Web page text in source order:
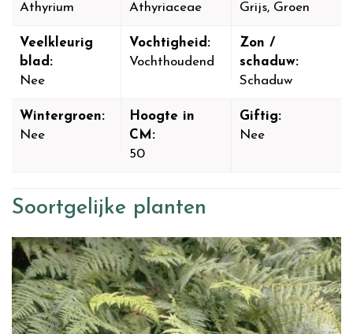
Athyrium
Athyriaceae
Grijs, Groen
Veelkleurig
blad:
Nee
Vochtigheid:
Vochthoudend
Zon /
schaduw:
Schaduw
Wintergroen:
Nee
Hoogte in
CM:
50
Giftig:
Nee
Soortgelijke planten